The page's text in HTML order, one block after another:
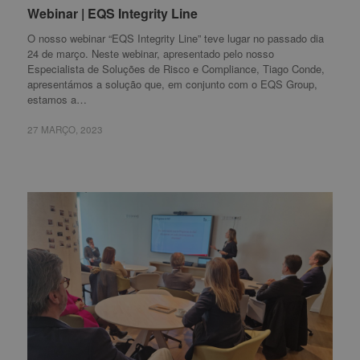
Webinar | EQS Integrity Line
O nosso webinar “EQS Integrity Line” teve lugar no passado dia
24 de março. Neste webinar, apresentado pelo nosso
Especialista de Soluções de Risco e Compliance, Tiago Conde,
apresentámos a solução que, em conjunto com o EQS Group,
estamos a…
27 MARÇO, 2023
Webinar | EQS Integrity Line
27 MARÇO, 2023